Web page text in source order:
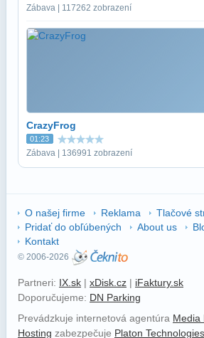
Zábava | 117262 zobrazení
CrazyFrog
01:23
Zábava | 136991 zobrazení
O našej firme Reklama Tlačové
Pridať do obľúbených
About us
Kontakt
© 2006-2026
Partneri: IX.sk | xDisk.cz | iFaktury.sk
Doporučujeme: DN Parking
Prevádzkuje internetová agentúra Media
Hosting zabezpečuje Platon Technologies